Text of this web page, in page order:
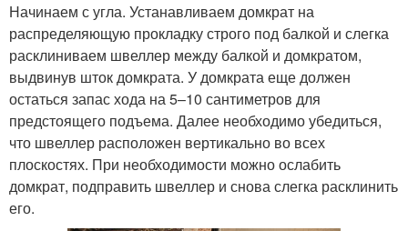
Начинаем с угла. Устанавливаем домкрат на
распределяющую прокладку строго под балкой и слегка
расклиниваем швеллер между балкой и домкратом,
выдвинув шток домкрата. У домкрата еще должен
остаться запас хода на 5–10 сантиметров для
предстоящего подъема. Далее необходимо убедиться,
что швеллер расположен вертикально во всех
плоскостях. При необходимости можно ослабить
домкрат, подправить швеллер и снова слегка расклинить
его.